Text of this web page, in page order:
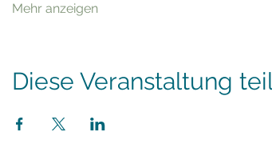
Mehr anzeigen
Diese Veranstaltung